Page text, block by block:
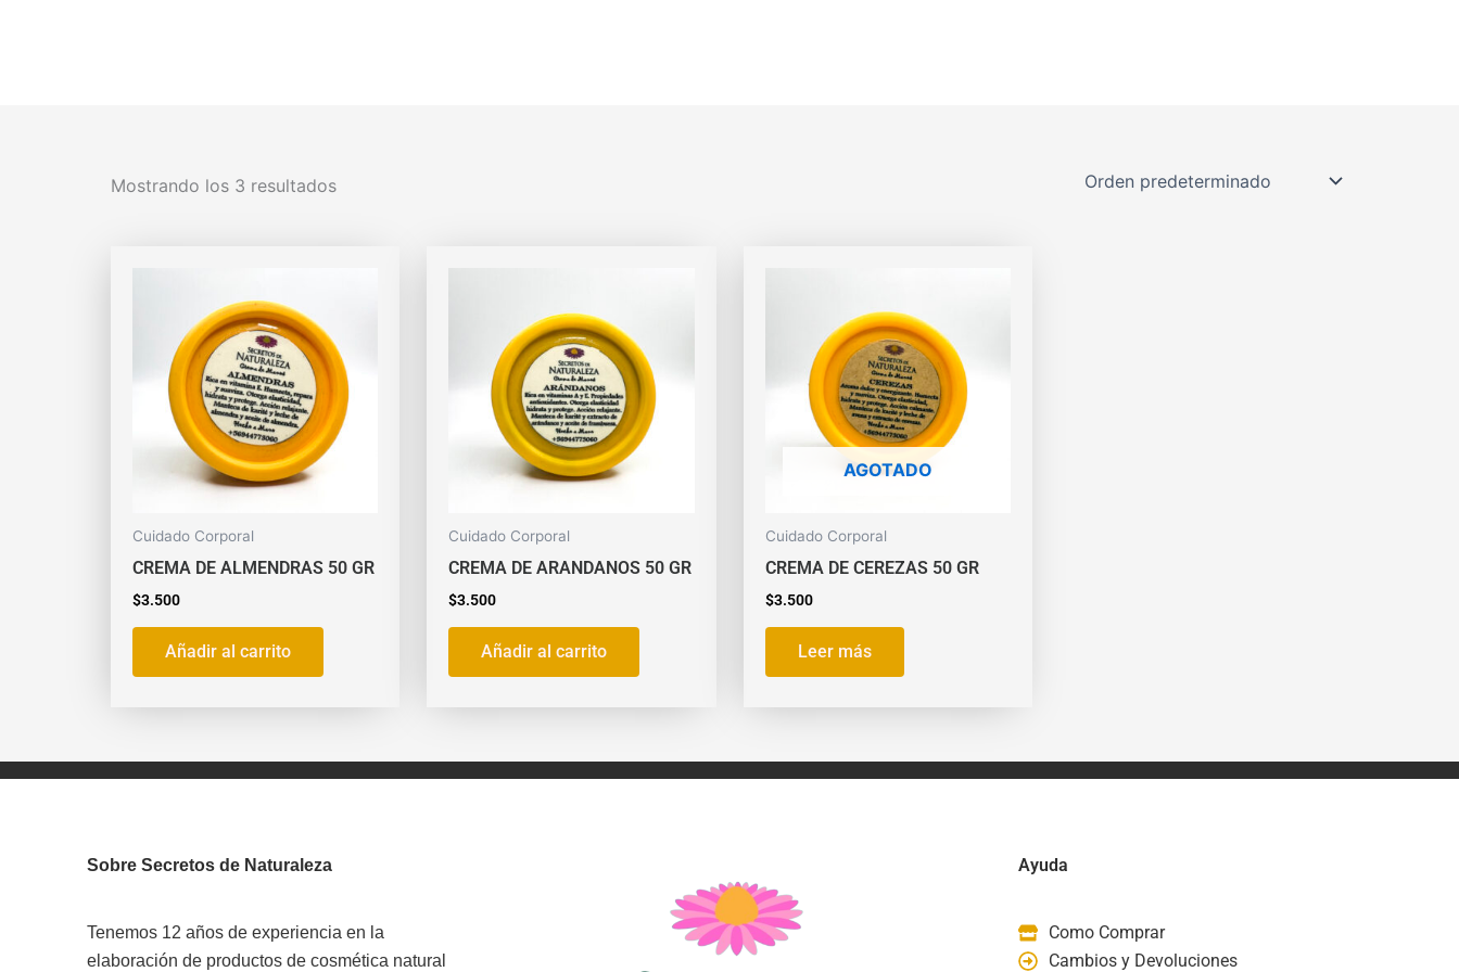
Mostrando los 3 resultados
Cuidado Corporal
CREMA DE ALMENDRAS 50 GR
$3.500
Añadir al carrito
Cuidado Corporal
CREMA DE ARANDANOS 50 GR
$3.500
Añadir al carrito
AGOTADO
Cuidado Corporal
CREMA DE CEREZAS 50 GR
$3.500
Leer más
Sobre Secretos de Naturaleza
Tenemos 12 años de experiencia en la
elaboración de productos de cosmética natural
Ayuda
Como Comprar
Cambios y Devoluciones